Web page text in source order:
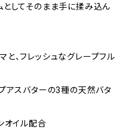
してそのまま手に揉み込ん
、フレッシュなグレープフル
アスバターの3種の天然バタ
オイル配合